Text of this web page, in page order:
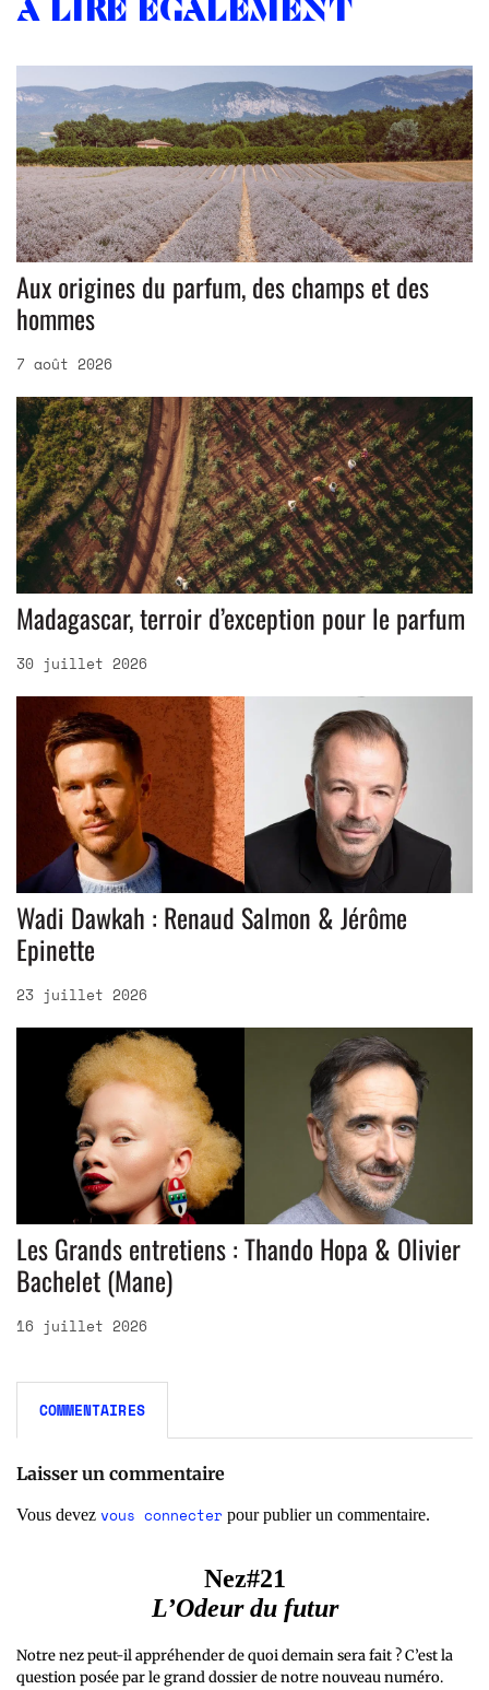
À lire également
Aux origines du parfum, des champs et des
hommes
7 août 2026
Madagascar, terroir d’exception pour le parfum
30 juillet 2026
Wadi Dawkah : Renaud Salmon & Jérôme
Epinette
23 juillet 2026
Les Grands entretiens : Thando Hopa & Olivier
Bachelet (Mane)
16 juillet 2026
COMMENTAIRES
Laisser un commentaire
Vous devez vous connecter pour publier un commentaire.
Nez#21
L’Odeur du futur
Notre nez peut-il appréhender de quoi demain sera fait ? C’est la
question posée par le grand dossier de notre nouveau numéro.